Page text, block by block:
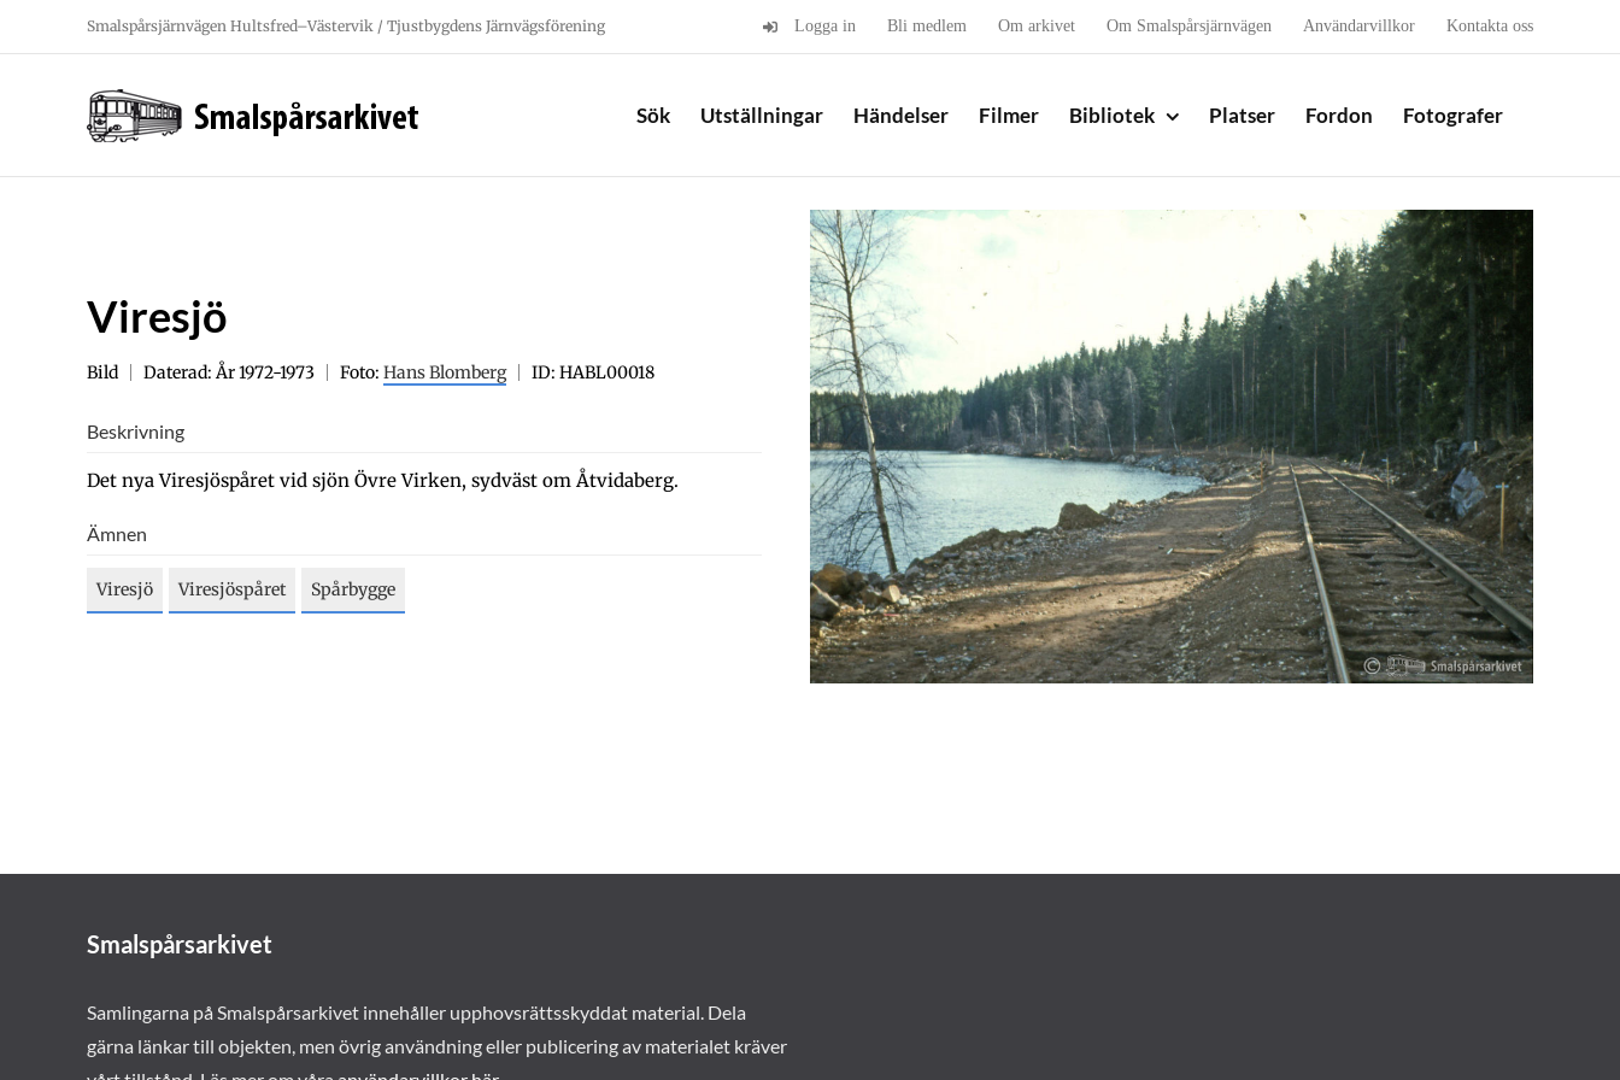
Smalspårsjärnvägen Hultsfred–Västervik / Tjustbygdens Järnvägsförening Logga in Bli medlem Om arkivet Om Smalspårsjärnvägen Användarvillkor Kontakta oss
Sök Utställningar Händelser Filmer Bibliotek Platser Fordon Fotografer
Viresjö
Bild Daterad: År 1972-1973 Foto: Hans Blomberg ID: HABL00018
Beskrivning
Det nya Viresjöspåret vid sjön Övre Virken, sydväst om Åtvidaberg.
Ämnen
Viresjö Viresjöspåret Spårbygge
Smalspårsarkivet
Samlingarna på Smalspårsarkivet innehåller upphovsrättsskyddat material. Dela
gärna länkar till objekten, men övrig användning eller publicering av materialet kräver